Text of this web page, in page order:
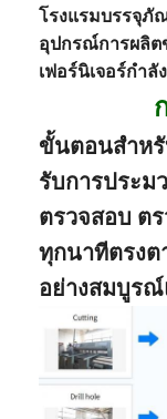
โรงแรมบรรจุภั
อุปกรณ์การผลิต
เฟอร์นิเจอร์กำลั
ขั้นตอนสำห
รับการประม
ตรวจสอบ ต
ทุกนาทีตรงต
อย่างสมบูร